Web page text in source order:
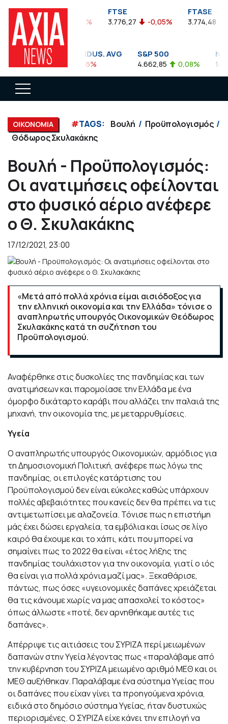
FTSEA
899,47 -0,04%
FTSE
3.776,27 -0,05%
FTASE
3.774,48
DOW JONES INDUS. AVG
35.911,81 -0,56%
S&P 500
4.662,85 0,08%
ΟΙΚΟΝΟΜΙΑ #TAGS: Βουλή
Προϋπολογισμός
Θόδωρος Σκυλακάκης
Βουλή - Προϋπολογισμός:
Οι ανατιμήσεις οφείλονται
στο φυσικό αέριο ανέφερε
ο Θ. Σκυλακάκης
17/12/2021, 23:00
«Μετά από πολλά χρόνια είμαι αισιόδοξος για
την ελληνική οικονομία και την Ελλάδα» τόνισε ο
αναπληρωτής υπουργός Οικονομικών Θεόδωρος
Σκυλακάκης κατά τη συζήτηση του
Προϋπολογισμού.
Αναφέρθηκε στις δυσκολίες της πανδημίας και των
ανατιμήσεων και παρομοίασε την Ελλάδα με ένα
όμορφο δικάταρτο καράβι που αλλάζει την παλαιά της
μηχανή, την οικονομία της, με μεταρρυθμίσεις.
Υγεία
Ο αναπληρωτής υπουργός Οικονομικών, αρμόδιος για
τη Δημοσιονομική Πολιτική, ανέφερε πως λόγω της
πανδημίας, οι επιλογές κατάρτισης του
Προϋπολογισμού δεν είναι εύκολες καθώς υπάρχουν
πολλές αβεβαιότητες που κανείς δεν θα πρέπει να τις
αντιμετωπίσει με αλαζονεία. Τόνισε πως η επιστήμη
μάς έχει δώσει εργαλεία, τα εμβόλια και ίσως σε λίγο
καιρό θα έχουμε και το χάπι, κάτι που μπορεί να
σημαίνει πως το 2022 θα είναι «έτος λήξης της
πανδημίας τουλάχιστον για την οικονομία, γιατί ο ιός
θα είναι για πολλά χρόνια μαζί μας». Ξεκαθάρισε,
πάντως, πως όσες «υγειονομικές δαπάνες χρειάζεται
θα τις κάνουμε χωρίς να μας απασχολεί το κόστος»
όπως άλλωστε «ποτέ, δεν αρνηθήκαμε αυτές τις
δαπάνες».
Απέρριψε τις αιτιάσεις του ΣΥΡΙΖΑ περί μειωμένων
δαπανών στην Υγεία λέγοντας πως «παραλάβαμε από
την κυβέρνηση του ΣΥΡΙΖΑ μειωμένο αριθμό ΜΕΘ και οι
ΜΕΘ αυξήθηκαν. Παραλάβαμε ένα σύστημα Υγείας που
οι δαπάνες που είχαν γίνει τα προηγούμενα χρόνια,
ειδικά στο δημόσιο σύστημα Υγείας, ήταν δυστυχώς
περιορισμένες. Ο ΣΥΡΙΖΑ είχε κάνει την επιλογή να